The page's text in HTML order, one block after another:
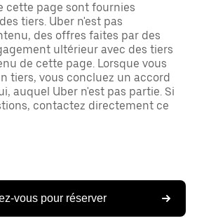
cette page sont fournies
tiers. Uber n'est pas
des offres faites par des
ultérieur avec des tiers
de cette page. Lorsque vous
tiers, vous concluez un accord
auquel Uber n'est pas partie. Si
contactez directement ce
vous pour réserver